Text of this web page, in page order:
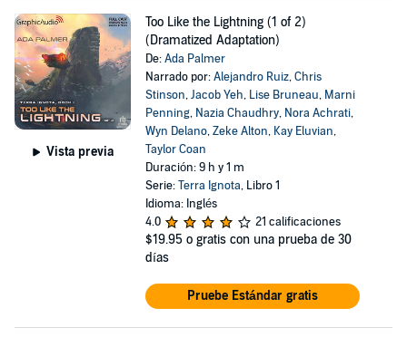
Vista previa
Too Like the Lightning (1 of 2)
(Dramatized Adaptation)
De:Ada Palmer
Narrado por:Alejandro Ruiz,Chris
Stinson,Jacob Yeh, Lise Bruneau, Marni
Penning, Nazia Chaudhry, Nora Achrati,
Wyn Delano,Zeke Alton, Kay Eluvian,
Taylor Coan
Duración: 9 h y 1 m
Serie:Terra Ignota, Libro 1
Idioma: Inglés
4.0
21 calificaciones
$19.95 o gratis con una prueba de 30
días
Pruebe Estándar gratis